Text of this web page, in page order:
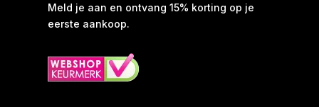
Meld je aan en ontvang 15% korting op je
eerste aankoop.